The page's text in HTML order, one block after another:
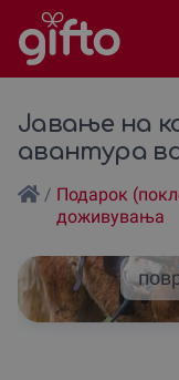
Јавање на
авантура
/ Подарок
доживувања